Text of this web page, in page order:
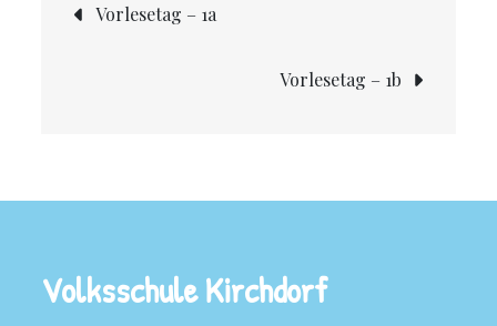
Vorlesetag – 1a
Vorlesetag – 1b
Volksschule Kirchdorf